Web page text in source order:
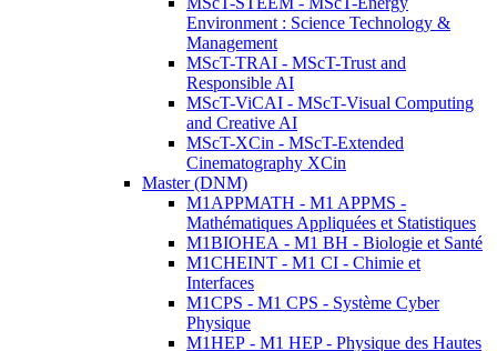
Environment : Science Technology &
Management
MScT-TRAI - MScT-Trust and
Responsible AI
MScT-ViCAI - MScT-Visual Computing
and Creative AI
MScT-XCin - MScT-Extended
Cinematography XCin
Master (DNM)
M1APPMATH - M1 APPMS -
Mathématiques Appliquées et Statistiques
M1BIOHEA - M1 BH - Biologie et Santé
M1CHEINT - M1 CI - Chimie et
Interfaces
M1CPS - M1 CPS - Système Cyber
Physique
M1HEP - M1 HEP - Physique des Hautes